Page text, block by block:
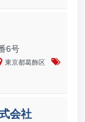
6号
東京都葛飾区
会社